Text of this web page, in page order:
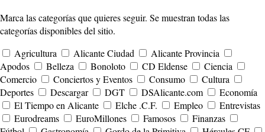
Marca las categorías que quieres seguir. Se muestran todas las
categorías disponibles del sitio.
Agricultura
Alicante Ciudad
Alicante Provincia
Apodos
Belleza Bonoloto CD Eldense
Ciencia
Comercio
Conciertos y Eventos Consumo
Cultura
Deportes
Descargar DGT DSAlicante.com
Economía
El Tiempo en Alicante
Elche .C.F. Empleo
Entrevistas
Eurodreams
EuroMillones Famosos
Finanzas